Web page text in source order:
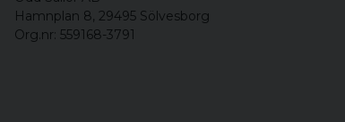
Hamnplan 8, 29495 Sölvesborg
Org.nr: 559168-3791